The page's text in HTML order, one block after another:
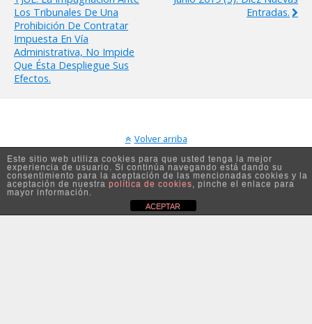
Los Tribunales De Una
Prohibición De Contratar
Impuesta En Vía
Administrativa, No Impide
Que Ésta Despliegue Sus
Efectos.
Entradas.
Volver arriba
Móvil Escritorio
Este sitio web utiliza cookies para que usted tenga la mejor
experiencia de usuario. Si continúa navegando está dando su
consentimiento para la aceptación de las mencionadas cookies y la
aceptación de nuestra política de cookies, pinche el enlace para
mayor información.
ACEPTAR